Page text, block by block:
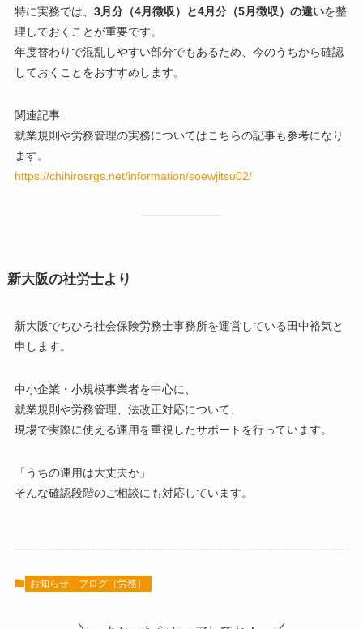
特に実務では、 3月分（4月徴収）と4月分（5月徴収）の違いを整
理しておくことが重要です。
年度替わりで混乱しやすい部分でもあるため、今のうちから確認
しておくことをおすすめします。
関連記事
就業規則や労務管理の実務についてはこちらの記事も参考になり
ます。
https://chihirosrgs.net/information/soewjitsu02/
新大阪の社労士より
新大阪でちひろ社会保険労務士事務所を運営している田中裕気と
申します。
中小企業・小規模事業者を中心に、
就業規則や労務管理、法改正対応について、
現場で実際に使える運用を重視したサポートを行っています。
「うちの運用は大丈夫か」
そんな確認段階のご相談にも対応しています。
お知らせ ブログ（労務）